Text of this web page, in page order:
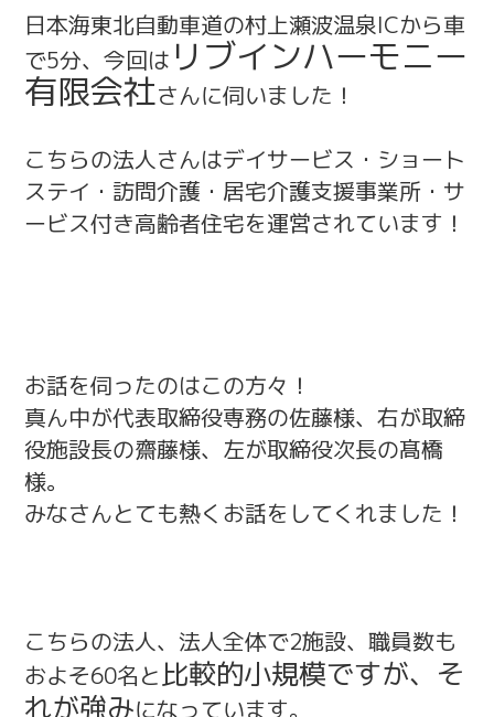
日本海東北自動車道の村上瀬波温泉ICから車
で5分、今回は リブインハーモニー
有限会社さんに伺いました！
こちらの法人さんはデイサービス・ショート
ステイ・訪問介護・居宅介護支援事業所・サ
ービス付き高齢者住宅を運営されています！
お話を伺ったのはこの方々！
真ん中が代表取締役専務の佐藤様、右が取締
役施設長の齋藤様、左が取締役次長の髙橋
様。
みなさんとても熱くお話をしてくれました！
こちらの法人、法人全体で2施設、職員数も
およそ60名と比較的小規模ですが、そ
れが強みになっています。